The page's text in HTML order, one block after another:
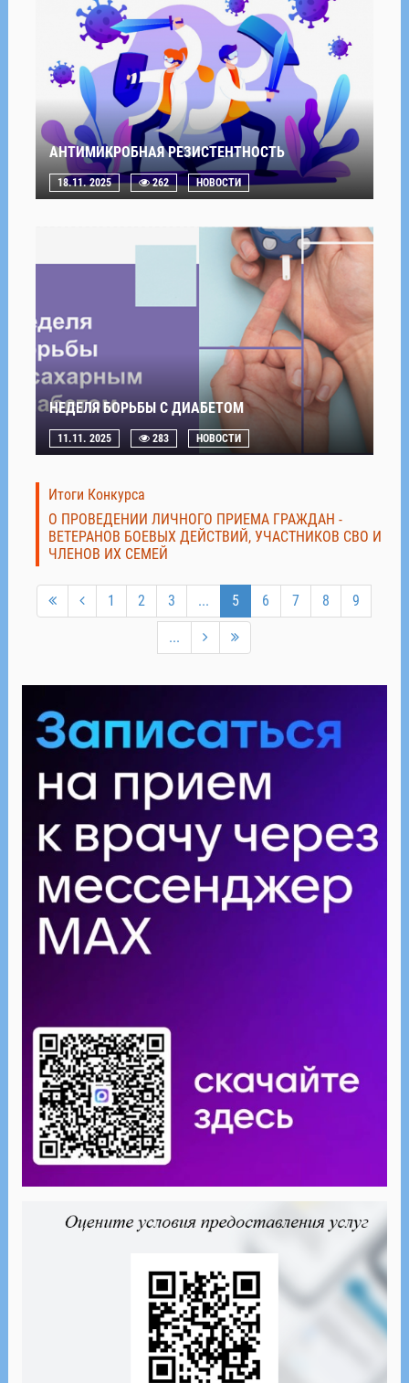
АНТИМИКРОБНАЯ РЕЗИСТЕНТНОСТЬ
18.11. 2025 262 НОВОСТИ
НЕДЕЛЯ БОРЬБЫ С ДИАБЕТОМ
11.11. 2025 283 НОВОСТИ
Итоги Конкурса
О ПРОВЕДЕНИИ ЛИЧНОГО ПРИЕМА ГРАЖДАН -
ВЕТЕРАНОВ БОЕВЫХ ДЕЙСТВИЙ, УЧАСТНИКОВ СВО И
ЧЛЕНОВ ИХ СЕМЕЙ
1 2 3 ... 5 6 7 8 9
...